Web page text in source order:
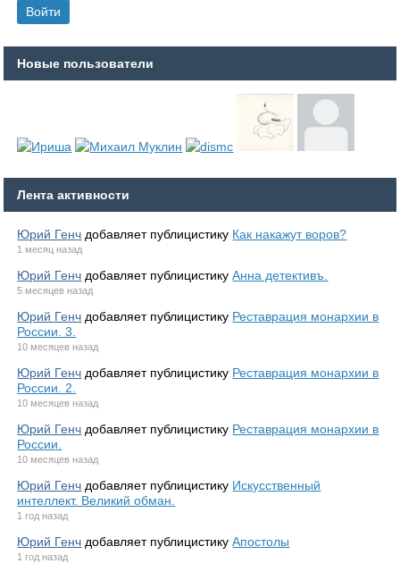
Новые пользователи
Лента активности
Юрий Генч добавляет публицистику Как накажут воров?
1 месяц назад
Юрий Генч добавляет публицистикуАнна детективъ.
5 месяцев назад
Юрий Генч добавляет публицистику Реставрация монархии в
России. 3.
10 месяцев назад
Юрий Генч добавляет публицистику Реставрация монархии в
России. 2.
10 месяцев назад
Юрий Генч добавляет публицистику Реставрация монархии в
России.
10 месяцев назад
Юрий Генч добавляет публицистику Искусственный
интеллект. Великий обман.
1 год назад
Юрий Генч добавляет публицистикуАпостолы
1 год назад